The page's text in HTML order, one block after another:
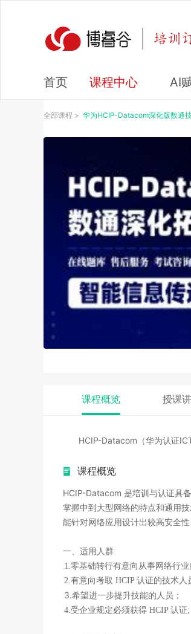
首页 课程中心 AI
全部课程 > 华为HCIP-Datacom深化版数通
课程概览 授课
HCIP-Datacom（华为认证
课程概览
HCIP-Datacom 是培训与认证具
掌握中到大型网络的特点和通用
能针对网络应用设计出较高安全
一、 适用人群
1.零基础转行有意向从事网络行业
2.有意向考取 HCIP 认证的技术人
3.希望进一步提升技能的人员；
4.受企业规定必须获得 HCIP 认证;